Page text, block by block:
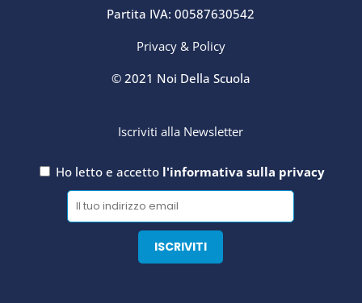
Partita IVA: 00587630542
Privacy & Policy
© 2021 Noi Della Scuola
Iscriviti alla Newsletter
Ho letto e accetto l'informativa sulla privacy